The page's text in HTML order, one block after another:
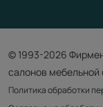
© 1993-2026
салонов мебельной
Политика обработки